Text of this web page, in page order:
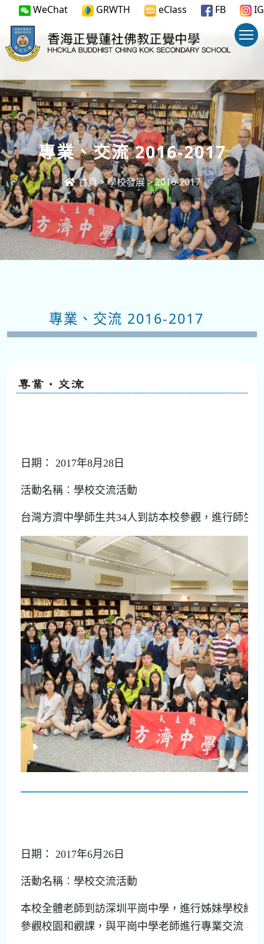
WeChat GRWTH eClass FB IG
專業、交流 2016-2017
首頁 >學校發展>2016-2017
專業、交流 2016-2017
日期： 2017年8月28日
活動名稱︰學校交流活動
台灣方濟中學師生共34人到訪本校參觀，進行師生
日期： 2017年6月26日
活動名稱︰學校交流活動
本校全體老師到訪深圳平崗中學，進行姊妹學校締
參觀校園和觀課，與平崗中學老師進行專業交流，